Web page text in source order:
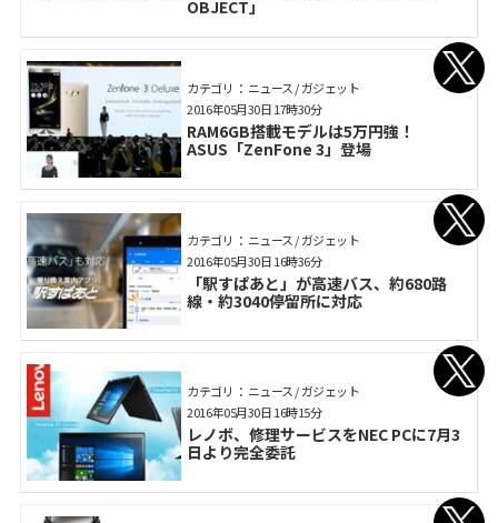
OBJECT」
カテゴリ： ニュース / ガジェット
RAM6GB搭載モデルは5万円強！
ASUS「ZenFone 3」登場
2016年05月30日 17時30分
カテゴリ： ニュース / ガジェット
「駅すぱあと」が高速バス、約680路
線・約3040停留所に対応
2016年05月30日 16時36分
カテゴリ： ニュース / ガジェット
レノボ、修理サービスをNEC PCに7月3
日より完全委託
2016年05月30日 16時15分